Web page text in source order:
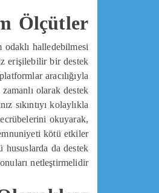
Ölçütler
odaklı halledebilmesi
erişilebilir bir destek
aracılığıyla
olarak destek
sıkıntıyı kolaylıkla
okuyarak,
kötü etkiler
hususlarda da destek
netleştirmelidir.